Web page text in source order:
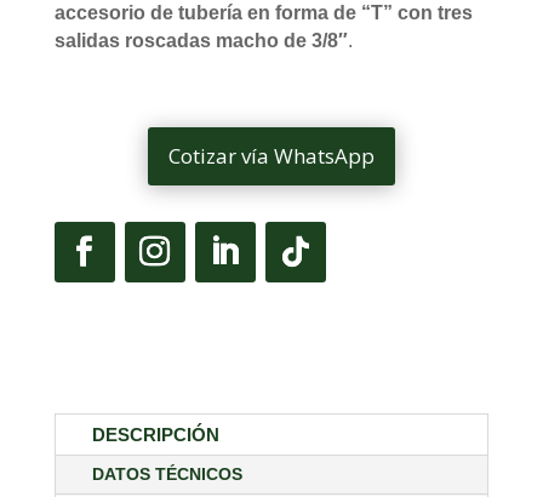
accesorio de tubería en forma de “T” con tres
salidas roscadas macho de 3/8″.
Cotizar vía WhatsApp
DESCRIPCIÓN
DATOS TÉCNICOS